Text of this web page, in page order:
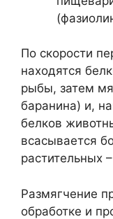
По скорости
находятся
рыбы, затем
баранина) и,
белков
всасывается
растительных
Размягчение
обработке и